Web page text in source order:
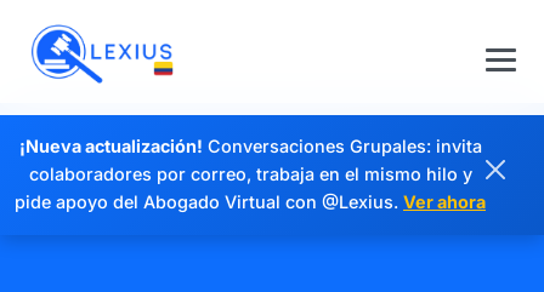
¡Nueva actualización! Conversaciones Grupales: invita
colaboradores por correo, trabaja en el mismo hilo y
pide apoyo del Abogado Virtual con @Lexius. Ver ahora